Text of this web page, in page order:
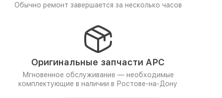
Обычно ремонт завершается за несколько часов
Оригинальные запчасти APC
Мгновенное обслуживание — необходимые
комплектующие в наличии в Ростове-на-Дону